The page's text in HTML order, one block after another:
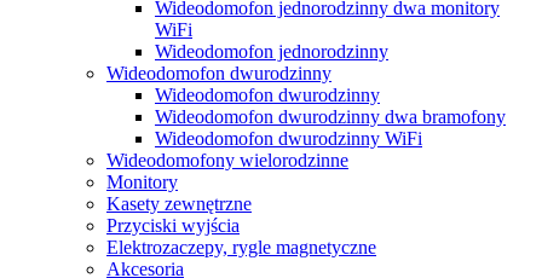
Wideodomofon jednorodzinny dwa monitory
WiFi
Wideodomofon jednorodzinny
Wideodomofon dwurodzinny
Wideodomofon dwurodzinny
Wideodomofon dwurodzinny dwa bramofony
Wideodomofon dwurodzinny WiFi
Wideodomofony wielorodzinne
Monitory
Kasety zewnętrzne
Przyciski wyjścia
Elektrozaczepy, rygle magnetyczne
Akcesoria